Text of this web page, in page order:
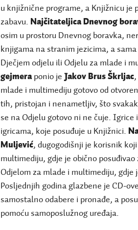
u knjižnične programe, a Knjižnicu je
zabavu. Najčitateljica Dnevnog
osim u prostoru Dnevnog boravka,
knjigama na stranim jezicima, a
Dječjem odjelu ili Odjelu za mlade i
gejmeraponio jeJakov Brus Škrljac
mlade i multimediju gotovo od
tih, pristojan i nenametljiv, što
se na Odjelu gotovo ni ne čuje.
igricama, koje posuđuje u Knjižnici.
Muljević, dugogodišnji je korisnik
multimediju, gdje je obično
Odjelom za mlade i multimediju,
Posljednjih godina glazbene je CD-
samostalno odabere i pronađe, a
pomoću samoposlužnog uređaja.